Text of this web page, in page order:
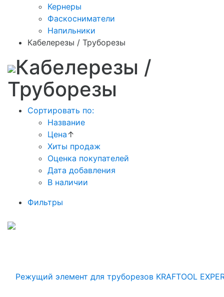
Кернеры
Фаскосниматели
Напильники
Кабелерезы / Труборезы
Кабелерезы /
Труборезы
Сортировать по:
Название
Цена↑
Хиты продаж
Оценка покупателей
Дата добавления
В наличии
Фильтры